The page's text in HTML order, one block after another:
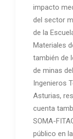
impacto
del sector
de la
Materiales
también de
de minas
Ingenieros
Asturias,
cuenta
SOMA-
público en